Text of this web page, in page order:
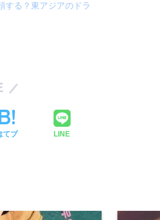
する？東アジアのドラ
てブ LINE